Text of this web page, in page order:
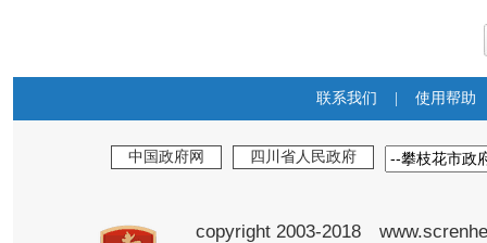
联系我们 使用帮助
中国政府网 四川省人民政府
copyright 2003-2018